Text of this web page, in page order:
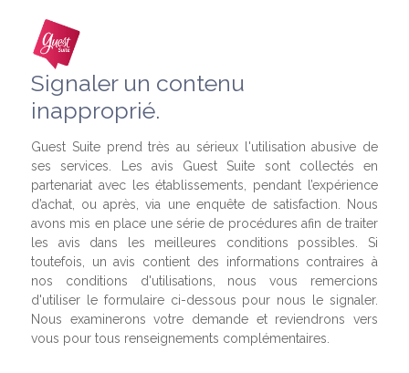
Signaler un contenu
inapproprié.
Guest Suite prend très au sérieux l'utilisation abusive de
ses services. Les avis Guest Suite sont collectés en
partenariat avec les établissements, pendant l’expérience
d’achat, ou après, via une enquête de satisfaction. Nous
avons mis en place une série de procédures afin de traiter
les avis dans les meilleures conditions possibles. Si
toutefois, un avis contient des informations contraires à
nos conditions d'utilisations, nous vous remercions
d'utiliser le formulaire ci-dessous pour nous le signaler.
Nous examinerons votre demande et reviendrons vers
vous pour tous renseignements complémentaires.